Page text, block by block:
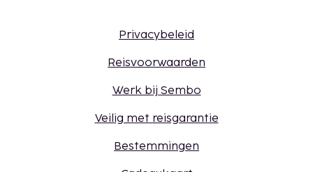
Privacybeleid
Reisvoorwaarden
Werk bij Sembo
Veilig met reisgarantie
Bestemmingen